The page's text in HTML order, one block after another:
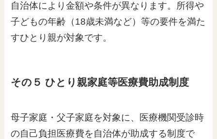
自治体により金額や条件が異なります。所得や
子どもの年齢（18歳未満など）等の要件を満た
すひとり親が対象です。
その５ ひとり親家庭等医療費助成制度
母子家庭・父子家庭を対象に、医療機関受診時
の自己負担医療費を自治体が助成する制度で